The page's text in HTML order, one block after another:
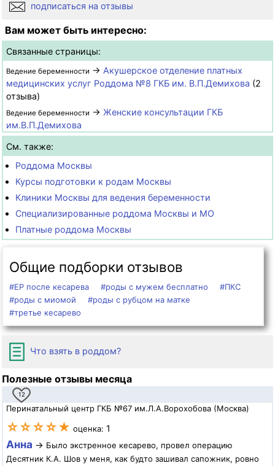
подписаться на отзывы
Вам может быть интересно:
Связанные страницы:
Ведение беременности → Акушерское отделение платных
медицинских услуг Роддома №8 ГКБ им. В.П.Демихова (2
отзыва)
Ведение беременности → Женские консультации ГКБ
им.В.П.Демихова
См. также:
Роддома Москвы
Курсы подготовки к родам Москвы
Клиники Москвы для ведения беременности
Специализированные роддома Москвы и МО
Платные роддома Москвы
Общие подборки отзывов
#ЕР после кесарева #роды с мужем бесплатно
#ПКС
#роды с миомой
#роды с рубцом на матке
#третье кесарево
Что взять в роддом?
Полезные отзывы месяца
12
Перинатальный центр ГКБ №67 им.Л.А.Ворохобова (Москва)
☆☆☆☆★ оценка: 1
Анна → Было экстренное кесарево, провел операцию
Десятник К.А. Шов у меня, как будто зашивал сапожник, ровно